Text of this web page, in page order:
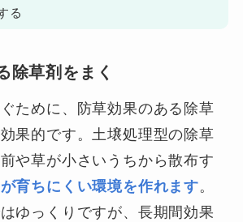
る
除草剤をまく
ために、防草効果のある除草
果的です。土壌処理型の除草
や草が小さいうちから散布す
育ちにくい環境を作れます。
ゆっくりですが、長期間効果